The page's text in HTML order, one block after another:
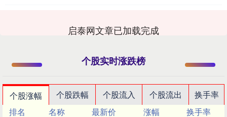
启泰网文章已加载完成
个股实时涨跌榜
个股涨幅 个股跌幅 个股流入 个股流出
换手率
排名
名称 最新价 涨幅
换手率